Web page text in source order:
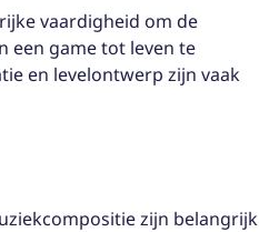
vaardigheid om de
een game tot leven te
en levelontwerp zijn vaak
zijn belangrijk